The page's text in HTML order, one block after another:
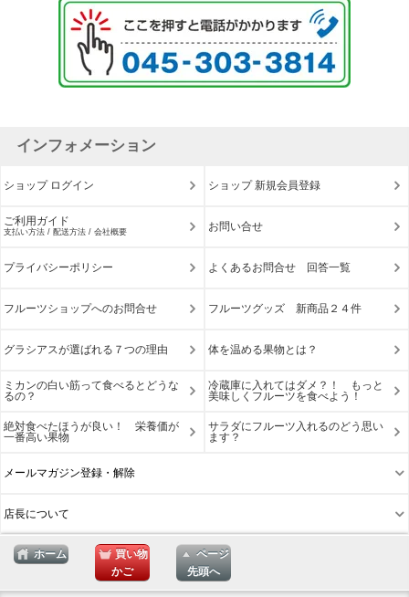
インフォメーション
ショップ ログイン ショップ 新規会員登録
ご利用ガイド
支払い方法 / 配送方法 / 会社概要 お問い合せ
プライバシーポリシー よくあるお問合せ 回答一覧
フルーツショップへのお問合せ フルーツグッズ 新商品２４件
グラシアスが選ばれる７つの理由 体を温める果物とは？
ミカンの白い筋って食べるとどうな
るの？
冷蔵庫に入れてはダメ？！ もっと
美味しくフルーツを食べよう！
絶対食べたほうが良い！ 栄養価が
一番高い果物
サラダにフルーツ入れるのどう思い
ます？
メールマガジン登録・解除
店長について
ホーム
買い物
かご
ページ
先頭へ